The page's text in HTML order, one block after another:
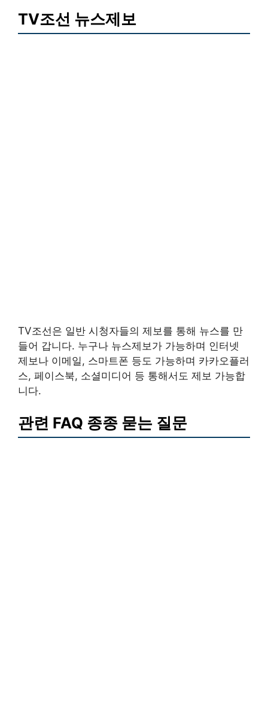
TV조선 뉴스제보
TV조선은 일반 시청자들의 제보를 통해 뉴스를 만
들어 갑니다. 누구나 뉴스제보가 가능하며 인터넷
제보나 이메일, 스마트폰 등도 가능하며 카카오플러
스, 페이스북, 소셜미디어 등 통해서도 제보 가능합
니다.
관련 FAQ 종종 묻는 질문